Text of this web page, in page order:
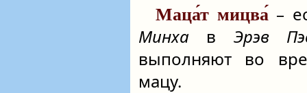
Маца́т мицва́ –
Минха в Эрэв
выполняют во
мацу.